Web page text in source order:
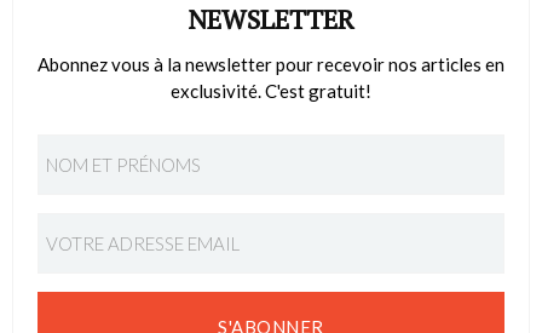
NEWSLETTER
Abonnez vous à la newsletter pour recevoir nos articles en
exclusivité. C'est gratuit!
S'ABONNER